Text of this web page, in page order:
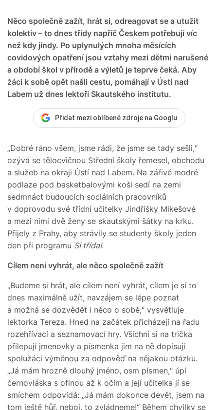
Něco společně zažít, hrát si, odreagovat se a utužit
kolektiv – to dnes třídy napříč Českem potřebují víc
než kdy jindy. Po uplynulých mnoha měsících
covidových opatření jsou vztahy mezi dětmi narušené
a období škol v přírodě a výletů je teprve čeká. Aby
žáci k sobě opět našli cestu, pomáhají v Ústí nad
Labem už dnes lektoři Skautského institutu.
Přidat mezi oblíbené zdroje na Googlu
„Dobré ráno všem, jsme rádi, že jsme se tady sešli,“
ozývá se tělocvičnou Střední školy řemesel, obchodu
a služeb na okraji Ústí nad Labem. Na zářivě modré
podlaze pod basketbalovými koši sedí na zemi
sedmnáct budoucích sociálních pracovníků
v doprovodu své třídní učitelky Jindřišky Mikešové
a mezi nimi dvě ženy se skautskými šátky na krku.
Přijely z Prahy, aby strávily se studenty školy jeden
den při programu SI třída!.
Cílem není vyhrát, ale něco společně zažít
„Budeme si hrát, ale cílem není vyhrát, cílem je si to
dnes maximálně užít, navzájem se lépe poznat
a možná se dozvědět i něco o sobě,“ vysvětluje
lektorka Tereza. Hned na začátek přicházejí na řadu
rozehřívací a seznamovací hry. Všichni si na trička
přilepují jmenovky a písmenka jim na ně dopisují
spolužáci výměnou za odpověď na nějakou otázku.
„Já mám hrozně dlouhý jméno, osm písmen,“ úpí
černovláska s ofinou až k očím a její učitelka jí se
smíchem odpovídá: „Já mám dokonce devět, jsem na
tom ještě hůř, neboj, to zvládneme!“ Během chvilky se